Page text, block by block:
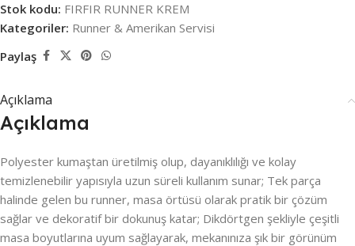
Stok kodu: FIRFIR RUNNER KREM
Kategoriler: Runner & Amerikan Servisi
Paylaş
Açıklama
Açıklama
Polyester kumaştan üretilmiş olup, dayanıklılığı ve kolay
temizlenebilir yapısıyla uzun süreli kullanım sunar; Tek parça
halinde gelen bu runner, masa örtüsü olarak pratik bir çözüm
sağlar ve dekoratif bir dokunuş katar; Dikdörtgen şekliyle çeşitli
masa boyutlarına uyum sağlayarak, mekanınıza şık bir görünüm